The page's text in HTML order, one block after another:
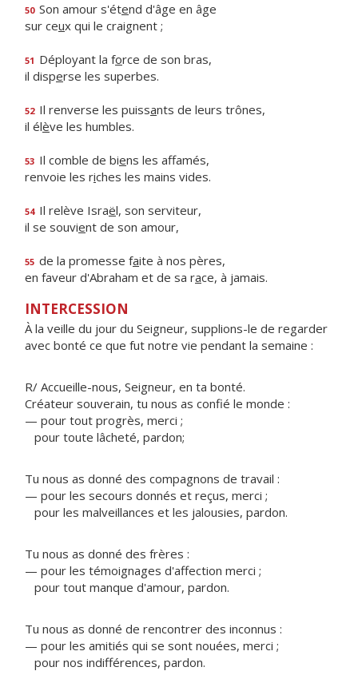
50 Son amour s'étend d'âge en âge
sur ceux qui le craignent ;
51 Déployant la force de son bras,
il disperse les superbes.
52 Il renverse les puissants de leurs trônes,
il élève les humbles.
53 Il comble de biens les affamés,
renvoie les riches les mains vides.
54 Il relève Israël, son serviteur,
il se souvient de son amour,
55 de la promesse faite à nos pères,
en faveur d'Abraham et de sa race, à jamais.
INTERCESSION
À la veille du jour du Seigneur, supplions-le de regarder
avec bonté ce que fut notre vie pendant la semaine :
R/ Accueille-nous, Seigneur, en ta bonté.
Créateur souverain, tu nous as confié le monde :
— pour tout progrès, merci ;
pour toute lâcheté, pardon;
Tu nous as donné des compagnons de travail :
— pour les secours donnés et reçus, merci ;
pour les malveillances et les jalousies, pardon.
Tu nous as donné des frères :
— pour les témoignages d'affection merci ;
pour tout manque d'amour, pardon.
Tu nous as donné de rencontrer des inconnus :
— pour les amitiés qui se sont nouées, merci ;
pour nos indifférences, pardon.